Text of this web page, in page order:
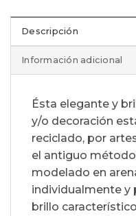
Descripción
Información adicional
Ésta elegante y
y/o decoración
reciclado, por
el antiguo
modelado en
individualmente y
brillo